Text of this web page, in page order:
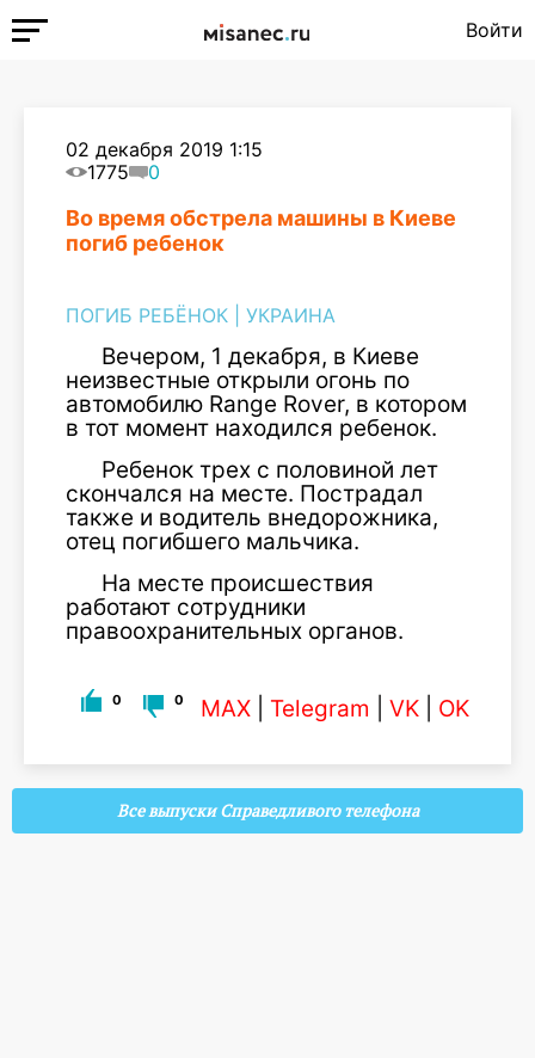
Войти
02 декабря 2019 1:15
1775
0
Во время обстрела машины в Киеве
погиб ребенок
ПОГИБ РЕБЁНОК УКРАИНА
Вечером, 1 декабря, в Киеве
неизвестные открыли огонь по
автомобилю Range Rover, в котором
в тот момент находился ребенок.
Ребенок трех с половиной лет
скончался на месте. Пострадал
также и водитель внедорожника,
отец погибшего мальчика.
На месте происшествия
работают сотрудники
правоохранительных органов.
0 0 MAX Telegram VK OK
Все выпуски Справедливого телефона